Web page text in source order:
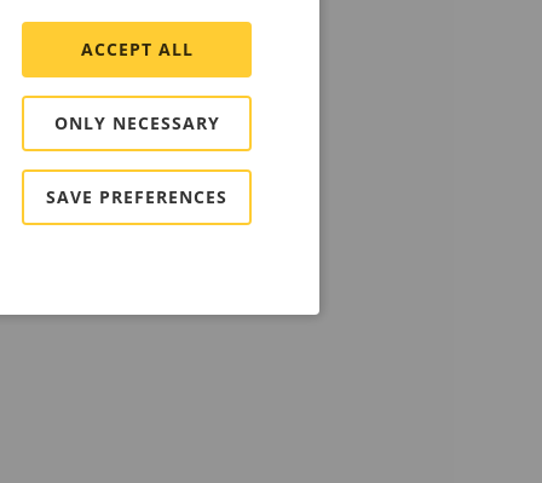
ACCEPT ALL
ONLY NECESSARY
SAVE PREFERENCES